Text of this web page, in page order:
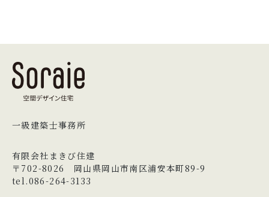
一級建築士事務所
有限会社まきび住建
〒702-8026 岡山県岡山市南区浦安本町89-9
tel.086-264-3133